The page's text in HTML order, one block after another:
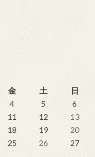
金 土
日
4 5
6
11 12
13
18 19
20
25 26
27